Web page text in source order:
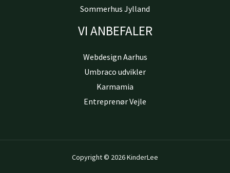
Sommerhus Jylland
VI ANBEFALER
Webdesign Aarhus
Umbraco udvikler
Karmamia
Entreprenør Vejle
Copyright © 2026 KinderLee